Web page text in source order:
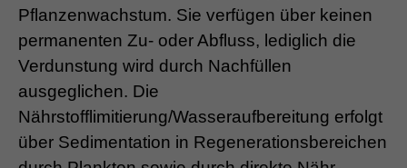
Pflanzenwachstum. Sie verfügen über keinen
permanenten Zu- oder Abfluss, lediglich die
Verdunstung wird durch Nachfüllen
ausgeglichen. Die
Nährstofflimitierung/Wasseraufbereitung erfolgt
über Sedimentation in Regenerationsbereichen